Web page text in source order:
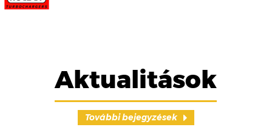
Aktualitások
További bejegyzések